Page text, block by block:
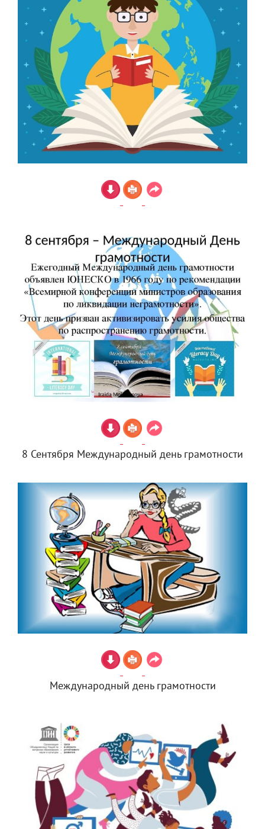
8 Сентября Международный день грамотности
Международный день грамотности